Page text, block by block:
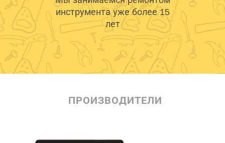
инструмента уже более 15
лет
ПРОИЗВОДИТЕЛИ